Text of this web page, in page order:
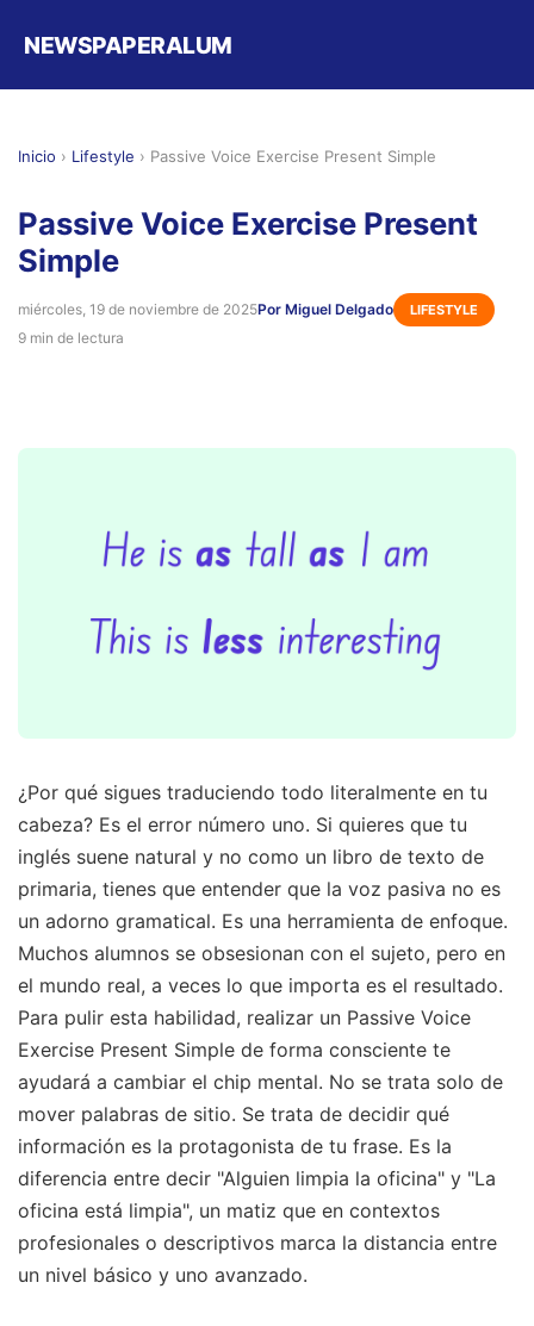
NEWSPAPERALUM
Inicio › Lifestyle › Passive Voice Exercise Present Simple
Passive Voice Exercise Present
Simple
miércoles, 19 de noviembre de 2025Por Miguel Delgado LIFESTYLE
9 min de lectura
¿Por qué sigues traduciendo todo literalmente en tu
cabeza? Es el error número uno. Si quieres que tu
inglés suene natural y no como un libro de texto de
primaria, tienes que entender que la voz pasiva no es
un adorno gramatical. Es una herramienta de enfoque.
Muchos alumnos se obsesionan con el sujeto, pero en
el mundo real, a veces lo que importa es el resultado.
Para pulir esta habilidad, realizar un Passive Voice
Exercise Present Simple de forma consciente te
ayudará a cambiar el chip mental. No se trata solo de
mover palabras de sitio. Se trata de decidir qué
información es la protagonista de tu frase. Es la
diferencia entre decir "Alguien limpia la oficina" y "La
oficina está limpia", un matiz que en contextos
profesionales o descriptivos marca la distancia entre
un nivel básico y uno avanzado.